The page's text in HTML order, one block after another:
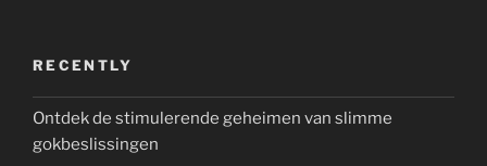
RECENTLY
Ontdek de stimulerende geheimen van slimme
gokbeslissingen